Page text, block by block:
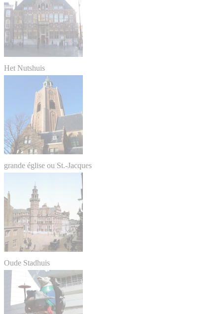
Het Nutshuis
grande église ou St.-Jacques
Oude Stadhuis